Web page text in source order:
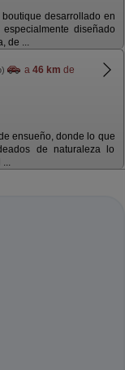
desarrollado en
diseñado
de ...
a 46 km de
ensueño, donde lo que
de naturaleza lo
...